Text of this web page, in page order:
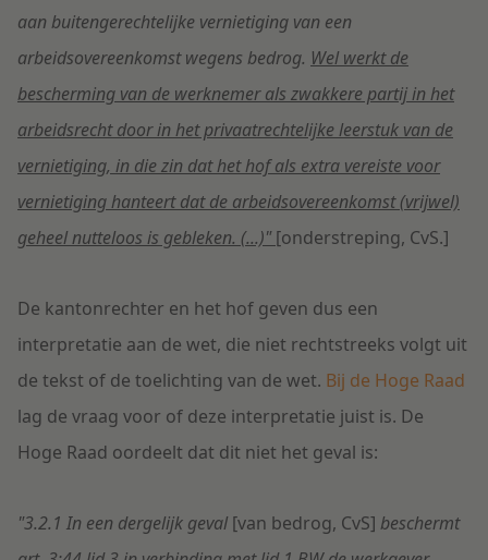
aan buitengerechtelijke vernietiging van een
arbeidsovereenkomst wegens bedrog. Wel werkt de
bescherming van de werknemer als zwakkere partij in het
arbeidsrecht door in het privaatrechtelijke leerstuk van de
vernietiging, in die zin dat het hof als extra vereiste voor
vernietiging hanteert dat de arbeidsovereenkomst (vrijwel)
geheel nutteloos is gebleken. (...)"[onderstreping, CvS.]
De kantonrechter en het hof geven dus een
interpretatie aan de wet, die niet rechtstreeks volgt uit
de tekst of de toelichting van de wet. Bij de Hoge Raad
lag de vraag voor of deze interpretatie juist is. De
Hoge Raad oordeelt dat dit niet het geval is:
"3.2.1 In een dergelijk geval [van bedrog, CvS] beschermt